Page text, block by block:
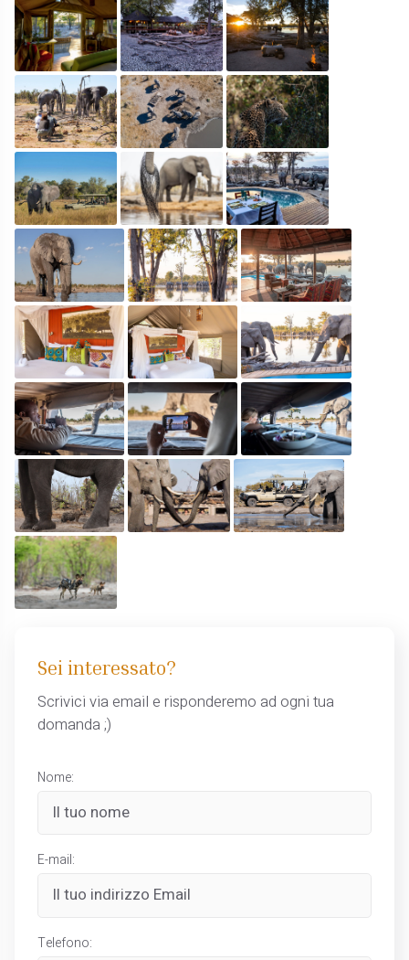
Sei interessato?
Scrivici via email e risponderemo ad ogni tua
domanda ;)
Nome:
E-mail:
Telefono: